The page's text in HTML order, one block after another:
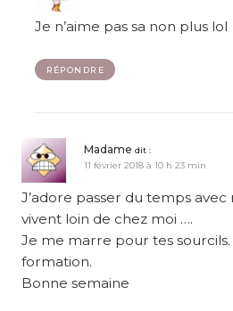
Je n’aime pas sa non plus lol
RÉPONDRE
Madame dit :
11 février 2018 à 10 h 23 min
J’adore passer du temps avec
vivent loin de chez moi ….
Je me marre pour tes
formation.
Bonne semaine